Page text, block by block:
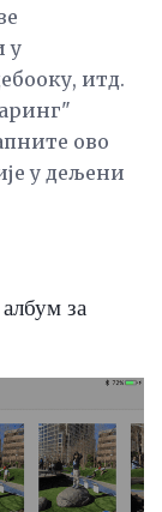
у
итд.
ово
у дељени
за